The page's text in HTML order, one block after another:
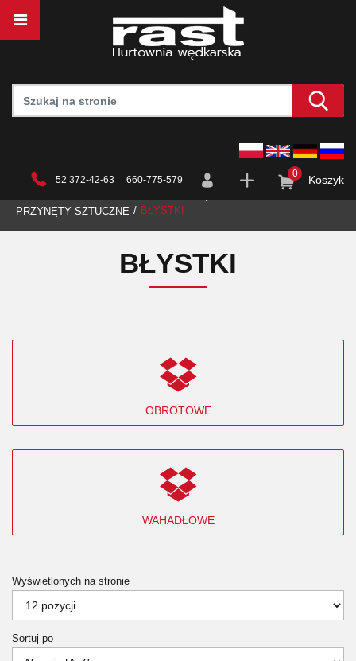
52 372-42-63 660-775-579
0 Koszyk
PRZYNĘTY SZTUCZNE
BŁYSTKI
BŁYSTKI
OBROTOWE
WAHADŁOWE
Wyświetlonych na stronie
Sortuj po